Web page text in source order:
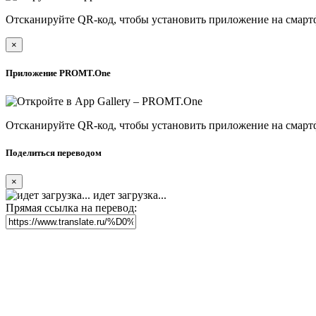
Отсканируйте QR-код, чтобы установить приложение на
×
Приложение PROMT.One
Отсканируйте QR-код, чтобы установить приложение на
Поделиться переводом
×
идет загрузка...
Прямая ссылка на перевод: